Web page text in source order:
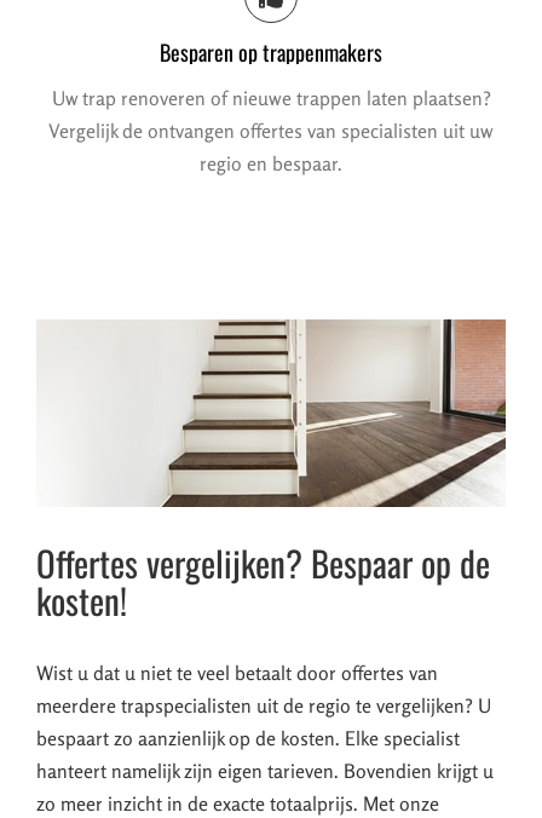
Besparen op trappenmakers
Uw trap renoveren of nieuwe trappen laten plaatsen?
Vergelijk de ontvangen offertes van specialisten uit uw
regio en bespaar.
Offertes vergelijken? Bespaar op de
kosten!
Wist u dat u niet te veel betaalt door offertes van
meerdere trapspecialisten uit de regio te vergelijken? U
bespaart zo aanzienlijk op de kosten. Elke specialist
hanteert namelijk zijn eigen tarieven. Bovendien krijgt u
zo meer inzicht in de exacte totaalprijs. Met onze